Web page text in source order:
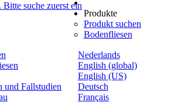
suche zuerst ein
Nederlands
English (global)
English (US)
Deutsch
Français
Produkte
Produkt suchen
Bodenfliesen
und Fallstudien